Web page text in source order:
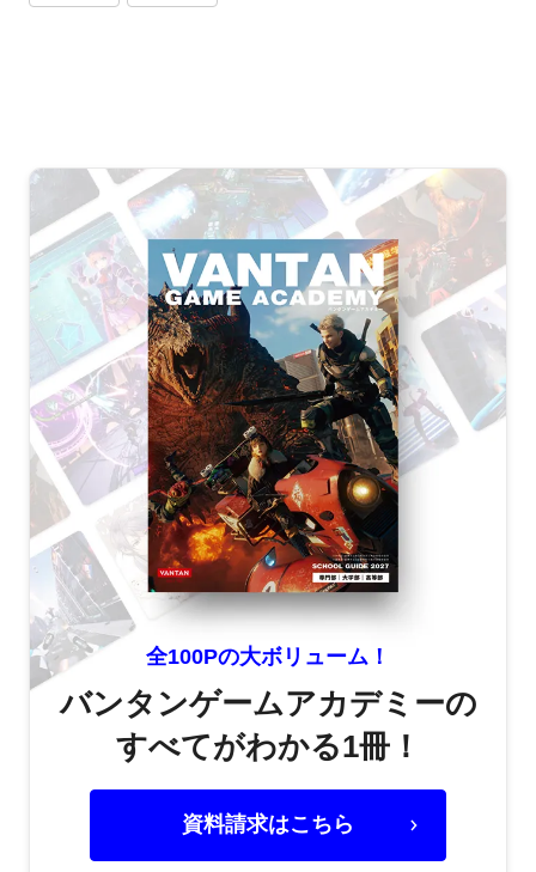
全100Pの大ボリューム！
バンタンゲームアカデミーの
すべてがわかる1冊！
資料請求はこちら